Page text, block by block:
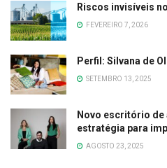
Riscos invisíveis
FEVEREIRO 7, 2026
Perfil: Silvana de
SETEMBRO 13, 2025
Novo escritório
estratégia para
AGOSTO 23, 2025